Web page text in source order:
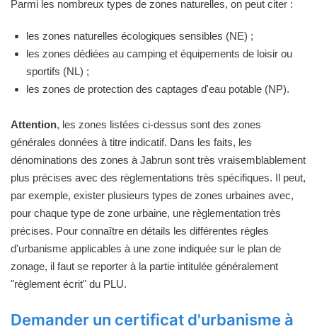
Parmi les nombreux types de zones naturelles, on peut citer :
les zones naturelles écologiques sensibles (NE) ;
les zones dédiées au camping et équipements de loisir ou
sportifs (NL) ;
les zones de protection des captages d'eau potable (NP).
Attention, les zones listées ci-dessus sont des zones
générales données à titre indicatif. Dans les faits, les
dénominations des zones à Jabrun sont très vraisemblablement
plus précises avec des règlementations très spécifiques. Il peut,
par exemple, exister plusieurs types de zones urbaines avec,
pour chaque type de zone urbaine, une règlementation très
précises. Pour connaître en détails les différentes règles
d'urbanisme applicables à une zone indiquée sur le plan de
zonage, il faut se reporter à la partie intitulée généralement
"règlement écrit" du PLU.
Demander un certificat d'urbanisme à